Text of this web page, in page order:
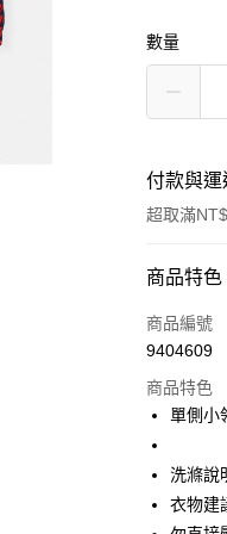
數量
付款與
超取滿
付款方式
信用卡一
Apple Pay
街口支付
悠遊付
商品特色
商品編號
9404609
商品特色
單側小
洗滌說
衣物建